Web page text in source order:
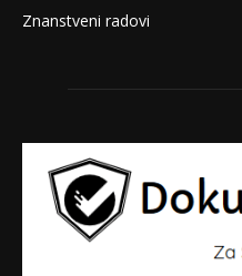
Znanstveni radovi